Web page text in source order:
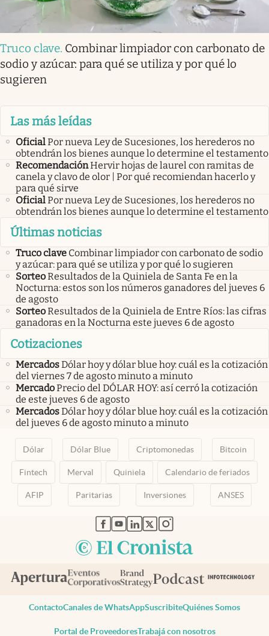
Truco clave. Combinar limpiador con carbonato de
sodio y azúcar: para qué se utiliza y por qué lo
sugieren
Las más leídas
OficialPor nueva Ley de Sucesiones, los herederos no
obtendrán los bienes aunque lo determine el testamento
RecomendaciónHervir hojas de laurel con ramitas de
canela y clavo de olor | Por qué recomiendan hacerlo y
para qué sirve
OficialPor nueva Ley de Sucesiones, los herederos no
obtendrán los bienes aunque lo determine el testamento
Últimas noticias
Truco clave Combinar limpiador con carbonato de sodio
y azúcar: para qué se utiliza y por qué lo sugieren
SorteoResultados de la Quiniela de Santa Fe en la
Nocturna: estos son los números ganadores del jueves 6
de agosto
SorteoResultados de la Quiniela de Entre Ríos: las cifras
ganadoras en la Nocturna este jueves 6 de agosto
Cotizaciones
MercadosDólar hoy y dólar blue hoy: cuál es la cotización
del viernes 7 de agosto minuto a minuto
MercadoPrecio del DÓLAR HOY: así cerró la cotización
de este jueves 6 de agosto
MercadosDólar hoy y dólar blue hoy: cuál es la cotización
del jueves 6 de agosto minuto a minuto
Dólar Dólar Blue Criptomonedas Bitcoin
Fintech Merval Quiniela Calendario de feriados
AFIP Paritarias Inversiones ANSES
abre en nueva pestaña
abre en nueva pestaña
abre en nueva pestaña
abre en nueva pestaña
abre en nueva pestaña
ContactoCanales de WhatsAppSuscribiteQuiénes Somos
Portal de ProveedoresTrabajá con nosotros